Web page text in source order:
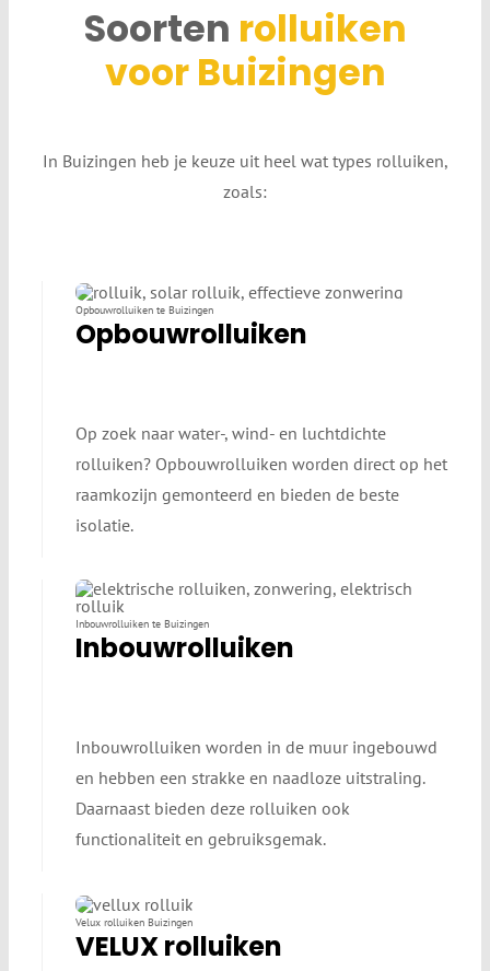
Soorten rolluiken
voor Buizingen
In Buizingen heb je keuze uit heel wat types rolluiken,
zoals:
Opbouwrolluiken te Buizingen
Opbouwrolluiken
Op zoek naar water-, wind- en luchtdichte
rolluiken? Opbouwrolluiken worden direct op het
raamkozijn gemonteerd en bieden de beste
isolatie.
Inbouwrolluiken te Buizingen
Inbouwrolluiken
Inbouwrolluiken worden in de muur ingebouwd
en hebben een strakke en naadloze uitstraling.
Daarnaast bieden deze rolluiken ook
functionaliteit en gebruiksgemak.
Velux rolluiken Buizingen
VELUX rolluiken